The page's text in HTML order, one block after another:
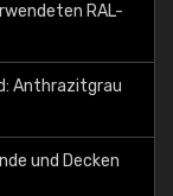
RAL-
Anthrazitgrau
und Decken